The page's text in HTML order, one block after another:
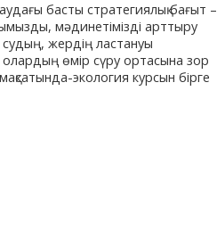
басты стратегиялық бағыт –
мәдинетімізді арттыру
жердің ластануы
өмір сүру ортасына зор
экология курсын бірге